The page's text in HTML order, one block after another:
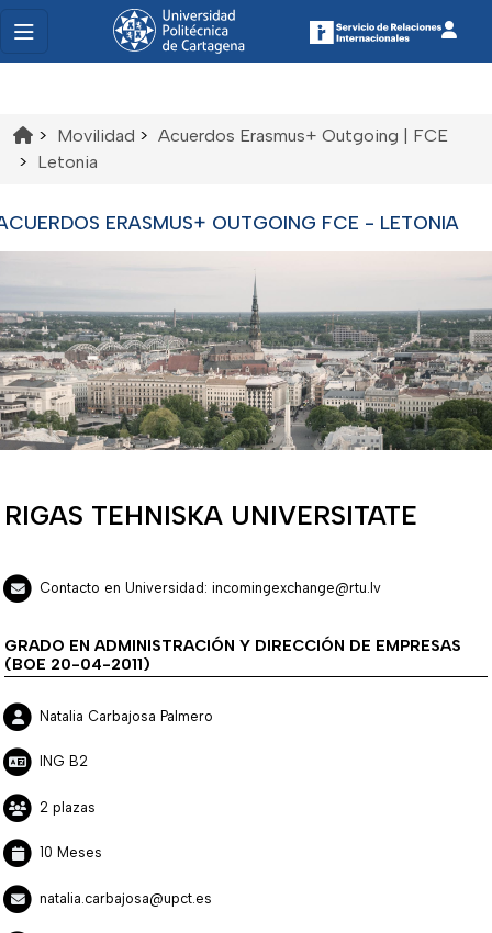
> Movilidad > Acuerdos Erasmus+ Outgoing | FCE
> Letonia
ERASMUS+ OUTGOING FCE - LETONIA
RIGAS TEHNISKA UNIVERSITATE
Contacto en Universidad: incomingexchange@rtu.lv
GRADO EN ADMINISTRACIÓN Y DIRECCIÓN DE EMPRESAS
(BOE 20-04-2011)
Natalia Carbajosa Palmero
ING B2
2 plazas
10 Meses
natalia.carbajosa@upct.es